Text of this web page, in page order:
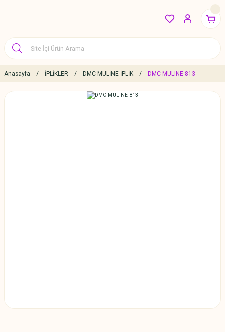
Anasayfa İPLİKLER DMC MULİNE İPLİK DMC MULINE 813